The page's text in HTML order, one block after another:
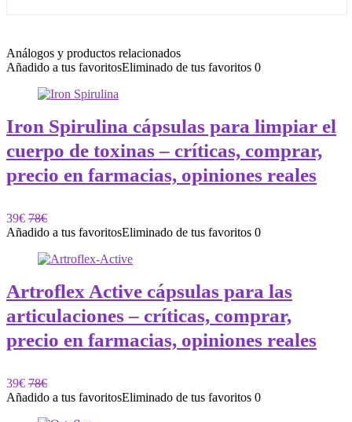
Análogos y productos relacionados
Añadido a tus favoritosEliminado de tus favoritos 0
Iron Spirulina cápsulas para limpiar el
cuerpo de toxinas – críticas, comprar,
precio en farmacias, opiniones reales
39€ 78€
Añadido a tus favoritosEliminado de tus favoritos 0
Artroflex Active cápsulas para las
articulaciones – críticas, comprar,
precio en farmacias, opiniones reales
39€ 78€
Añadido a tus favoritosEliminado de tus favoritos 0